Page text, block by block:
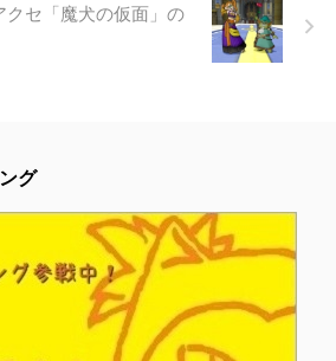
クセ「魔犬の仮面」の
グ